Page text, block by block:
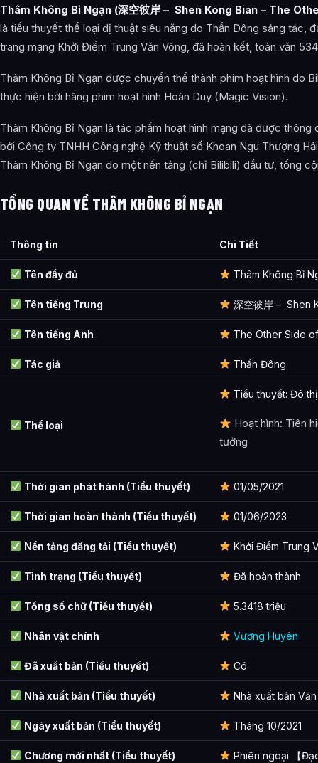
Các Con Đường Siêu Phàm
Cảnh Giới Tu Hành
Người Siêu Phàm
Vũ Trụ Mẹ
Vũ Trụ Trung Tâm Siêu Phàm
Đạo Tràng Chân Thánh
Công Pháp
Thể Thuật
Bí Pháp
Thần Binh & Bảo Vật
Dị Bảo (Bảo Vật Đặc Dị)
Nguyên Thần Thánh Vật
Thiên Địa Kỳ Trân
Loại Linh Dược
Loại Dị Chất
Thành tựu tác phẩm đạt được
Danh hiệu
Hoạt Động Vinh Dự & Thành Tựu
Ảnh về Thâm Không Bỉ Ngạn
Bài Viết Liên Quan
Thâm Không Bỉ Ngạn là ai?
Thâm Không Bỉ Ngạn (深空彼岸 – Shen Kong Bian – The
là tiểu thuyết thể loại dị thuật siêu năng do Thần Đông sáng tác,
trang mạng Khởi Điểm Trung Văn Võng, đã hoàn kết, toàn văn
Thâm Không Bỉ Ngạn được chuyển thể thành phim hoạt hình do
thực hiện bởi hãng phim hoạt hình Hoàn Duy (Magic Vision).
Thâm Không Bỉ Ngạn là tác phẩm hoạt hình mạng đã được thông
bởi Công ty TNHH Công nghệ Kỹ thuật số Khoan Ngu Thượng
Thâm Không Bỉ Ngạn do một nền tảng (chỉ Bilibili) đầu tư, tổng
TỔNG QUAN VỀ THÂM KHÔNG BỈ NGẠN
Thông tin Chi Tiết
Tên đầy đủ Thâm Không Bỉ
Tên tiếng Trung 深空彼岸 – Shen
Tên tiếng Anh The Other Side
Tác giả Thần Đông
Thể loại
Tiểu thuyết: Đô
Hoạt hình: Tiên
tưởng
Thời gian phát hành (Tiểu thuyết) 01/05/2021
Thời gian hoàn thành (Tiểu thuyết) 01/06/2023
Nền tảng đăng tải (Tiểu thuyết) Khởi Điểm Trung
Tình trạng (Tiểu thuyết) Đã hoàn thành
Tổng số chữ (Tiểu thuyết) 5.3418 triệu
Nhân vật chính Vương Huyên
Đã xuất bản (Tiểu thuyết) Có
Nhà xuất bản (Tiểu thuyết) Nhà xuất bản
Ngày xuất bản (Tiểu thuyết) Tháng 10/2021
Chương mới nhất (Tiểu thuyết) Phiên ngoại 【